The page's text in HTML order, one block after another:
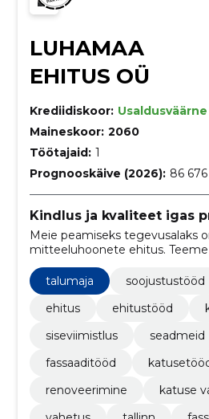
LUHAMAA
EHITUS OÜ
Krediidiskoor: Usaldusväärne
Maineskoor: 2060
Töötajaid: 1
Prognooskäive (2026): 86
Kindlus ja kvaliteet igas
Meie peamiseks tegevusalaks
mitteeluhoonete ehitus.
äriklientide kui ka
Lõuna-Eestis, kuid oleme
Eesti.
talumaja soojustustööd
ehitus
ehitustööd
siseviimistlus
seadmeid
fassaaditööd
renoveerimine
katuse